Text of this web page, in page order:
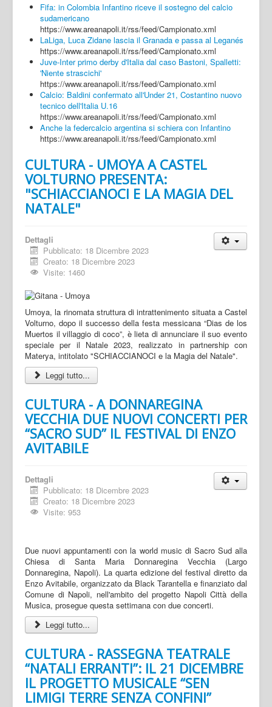
Fifa: in Colombia Infantino riceve il sostegno del calcio
sudamericano
https://www.areanapoli.it/rss/feed/Campionato.xml
LaLiga, Luca Zidane lascia il Granada e passa al Leganés
https://www.areanapoli.it/rss/feed/Campionato.xml
Juve-Inter primo derby d'Italia dal caso Bastoni, Spalletti:
'Niente strascichi'
https://www.areanapoli.it/rss/feed/Campionato.xml
Calcio: Baldini confermato all'Under 21, Costantino nuovo
tecnico dell'Italia U.16
https://www.areanapoli.it/rss/feed/Campionato.xml
Anche la federcalcio argentina si schiera con Infantino
https://www.areanapoli.it/rss/feed/Campionato.xml
CULTURA - UMOYA A CASTEL
VOLTURNO PRESENTA:
"SCHIACCIANOCI E LA MAGIA DEL
NATALE"
Dettagli
Pubblicato: 18 Dicembre 2023
Creato: 18 Dicembre 2023
Visite: 1460
Umoya, la rinomata struttura di intrattenimento situata a Castel
Volturno, dopo il successo della festa messicana “Dias de los
Muertos il villaggio di coco”, è lieta di annunciare il suo evento
speciale per il Natale 2023, realizzato in partnership con
Materya, intitolato "SCHIACCIANOCI e la Magia del Natale".
Leggi tutto...
CULTURA - A DONNAREGINA
VECCHIA DUE NUOVI CONCERTI PER
“SACRO SUD” IL FESTIVAL DI ENZO
AVITABILE
Dettagli
Pubblicato: 18 Dicembre 2023
Creato: 18 Dicembre 2023
Visite: 953
Due nuovi appuntamenti con la world music di Sacro Sud alla
Chiesa di Santa Maria Donnaregina Vecchia (Largo
Donnaregina, Napoli). La quarta edizione del festival diretto da
Enzo Avitabile, organizzato da Black Tarantella e finanziato dal
Comune di Napoli, nell'ambito del progetto Napoli Città della
Musica, prosegue questa settimana con due concerti.
Leggi tutto...
CULTURA - RASSEGNA TEATRALE
“NATALI ERRANTI”: IL 21 DICEMBRE
IL PROGETTO MUSICALE “SEN
LIMIGI TERRE SENZA CONFINI”